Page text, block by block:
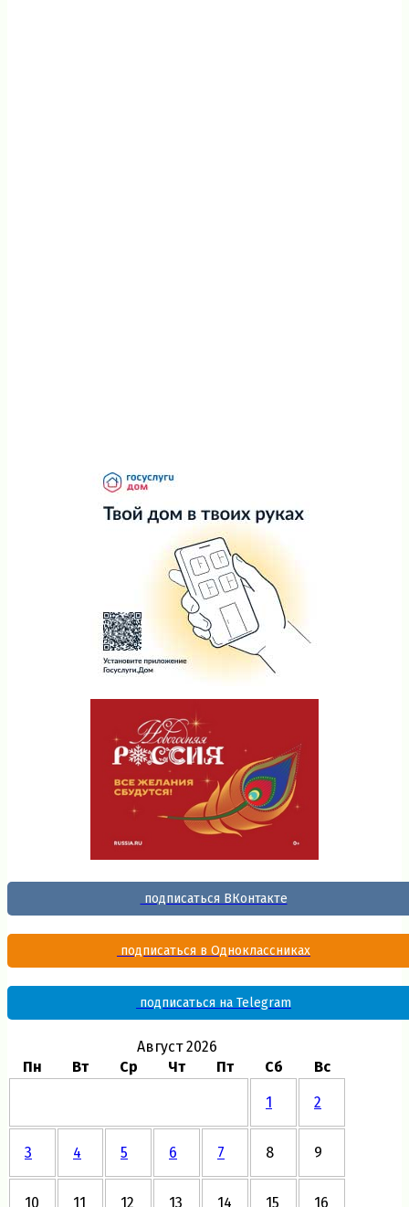
подписаться ВКонтакте
подписаться в Одноклассниках
подписаться на Telegram
Август 2026
Пн
Вт Ср Чт Пт Сб Вс
1 2
3 4 5 6 7 8 9
10 11 12 13 14 15 16